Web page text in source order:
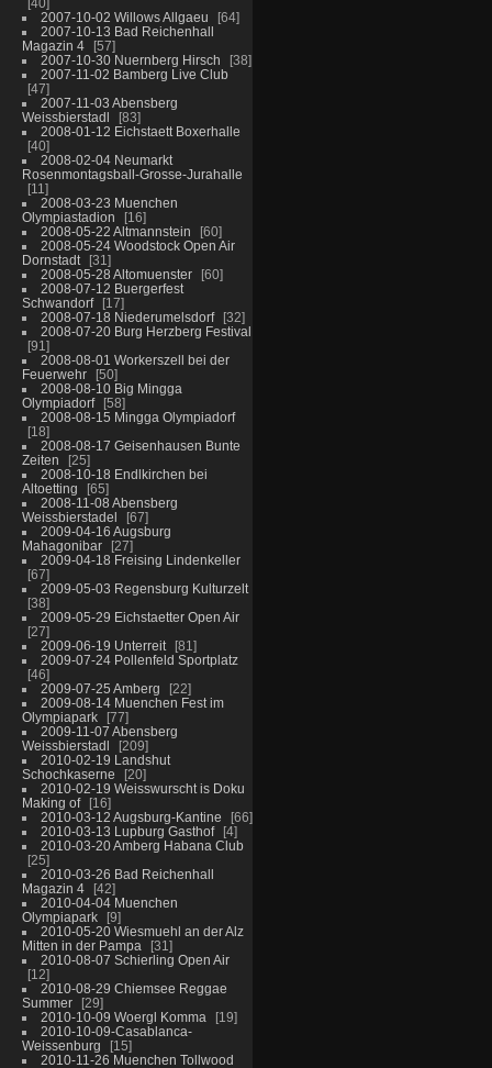
2007-10-02 Willows Allgaeu
64
2007-10-13 Bad Reichenhall
Magazin 4
57
2007-10-30 Nuernberg Hirsch
38
2007-11-02 Bamberg Live Club
47
2007-11-03 Abensberg
Weissbierstadl
83
2008-01-12 Eichstaett Boxerhalle
40
2008-02-04 Neumarkt
Rosenmontagsball-Grosse-Jurahalle
11
2008-03-23 Muenchen
Olympiastadion
16
2008-05-22 Altmannstein
60
2008-05-24 Woodstock Open Air
Dornstadt
31
2008-05-28 Altomuenster
60
2008-07-12 Buergerfest
Schwandorf
17
2008-07-18 Niederumelsdorf
32
2008-07-20 Burg Herzberg Festival
91
2008-08-01 Workerszell bei der
Feuerwehr
50
2008-08-10 Big Mingga
Olympiadorf
58
2008-08-15 Mingga Olympiadorf
18
2008-08-17 Geisenhausen Bunte
Zeiten
25
2008-10-18 Endlkirchen bei
Altoetting
65
2008-11-08 Abensberg
Weissbierstadel
67
2009-04-16 Augsburg
Mahagonibar
27
2009-04-18 Freising Lindenkeller
67
2009-05-03 Regensburg Kulturzelt
38
2009-05-29 Eichstaetter Open Air
27
2009-06-19 Unterreit
81
2009-07-24 Pollenfeld Sportplatz
46
2009-07-25 Amberg
22
2009-08-14 Muenchen Fest im
Olympiapark
77
2009-11-07 Abensberg
Weissbierstadl
209
2010-02-19 Landshut
Schochkaserne
20
2010-02-19 Weisswurscht is Doku
Making of
16
2010-03-12 Augsburg-Kantine
66
2010-03-13 Lupburg Gasthof
4
2010-03-20 Amberg Habana Club
25
2010-03-26 Bad Reichenhall
Magazin 4
42
2010-04-04 Muenchen
Olympiapark
9
2010-05-20 Wiesmuehl an der Alz
Mitten in der Pampa
31
2010-08-07 Schierling Open Air
12
2010-08-29 Chiemsee Reggae
Summer
29
2010-10-09 Woergl Komma
19
2010-10-09-Casablanca-
Weissenburg
15
2010-11-26 Muenchen Tollwood